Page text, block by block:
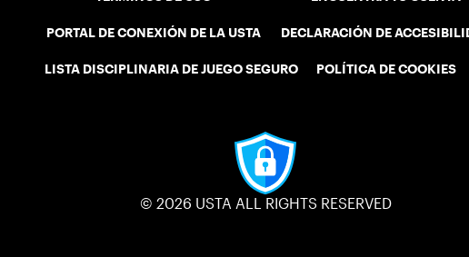
PORTAL DE CONEXIÓN DE LA USTA
LISTA DISCIPLINARIA DE JUEGO SEGURO
DECLARACIÓN DE
POLÍTICA DE COOKIES
© 2026 USTA ALL RIGHTS RESERVED